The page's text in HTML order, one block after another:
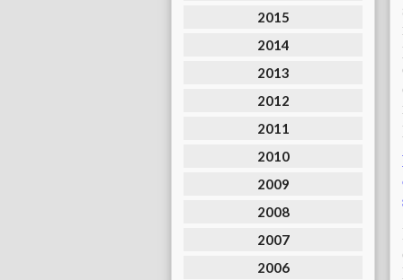
2015
2014
2013
2012
2011
2010
2009
2008
2007
2006